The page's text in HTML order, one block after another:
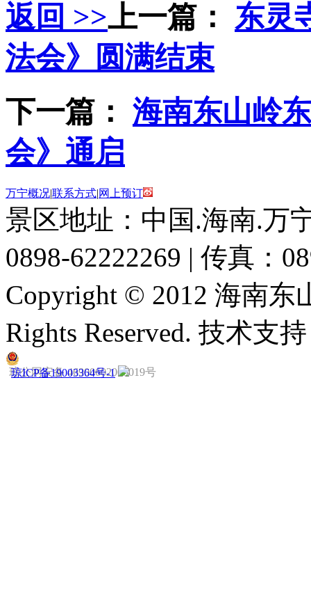
返回 >>上一篇：
东灵
法会》圆满结束
下一篇： 海南东山岭
会》通启
万宁概况|联系方式|网上预订
景区地址：中国.海南.万
0898-62222269 | 传真：
Copyright © 2012 海南
Rights Reserved. 技术支
琼公网安备 46900602000019号
琼ICP备19003364号-1